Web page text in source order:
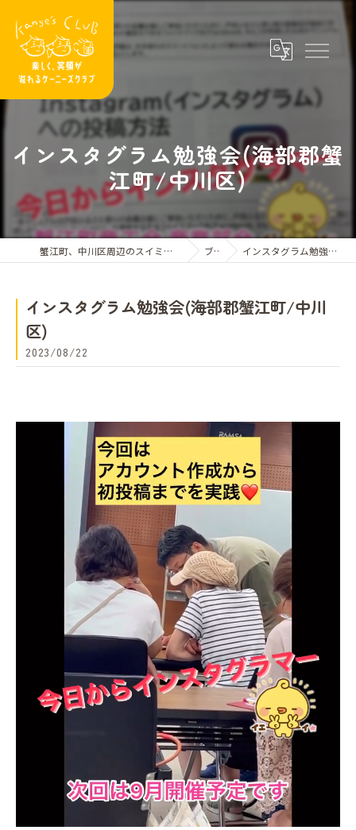
インスタグラム勉強会(海部郡蟹
江町/中川区)
蟹江町、中川区周辺のスイミングスクールならケーニーズクラブ ブログ インスタグラム勉強会(海部郡蟹江町/中川区)
インスタグラム勉強会(海部郡蟹江町/中川
区)
2023/08/22